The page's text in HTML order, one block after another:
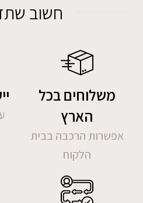
חשוב
משלוחים בכל
הארץ
אפשרות הרכבה בבית
הלקוח